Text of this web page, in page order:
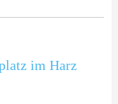
im Harz